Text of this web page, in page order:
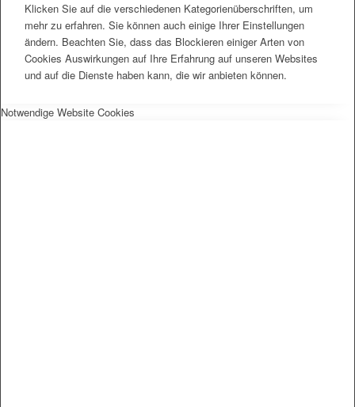
Klicken Sie auf die verschiedenen Kategorienüberschriften, um
mehr zu erfahren. Sie können auch einige Ihrer Einstellungen
ändern. Beachten Sie, dass das Blockieren einiger Arten von
Cookies Auswirkungen auf Ihre Erfahrung auf unseren Websites
und auf die Dienste haben kann, die wir anbieten können.
Notwendige Website Cookies